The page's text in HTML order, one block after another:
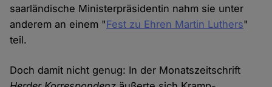
saarländische Ministerpräsidentin nahm sie unter
anderem an einem "Fest zu Ehren Martin Luthers"
teil.
Doch damit nicht genug: In der Monatszeitschrift